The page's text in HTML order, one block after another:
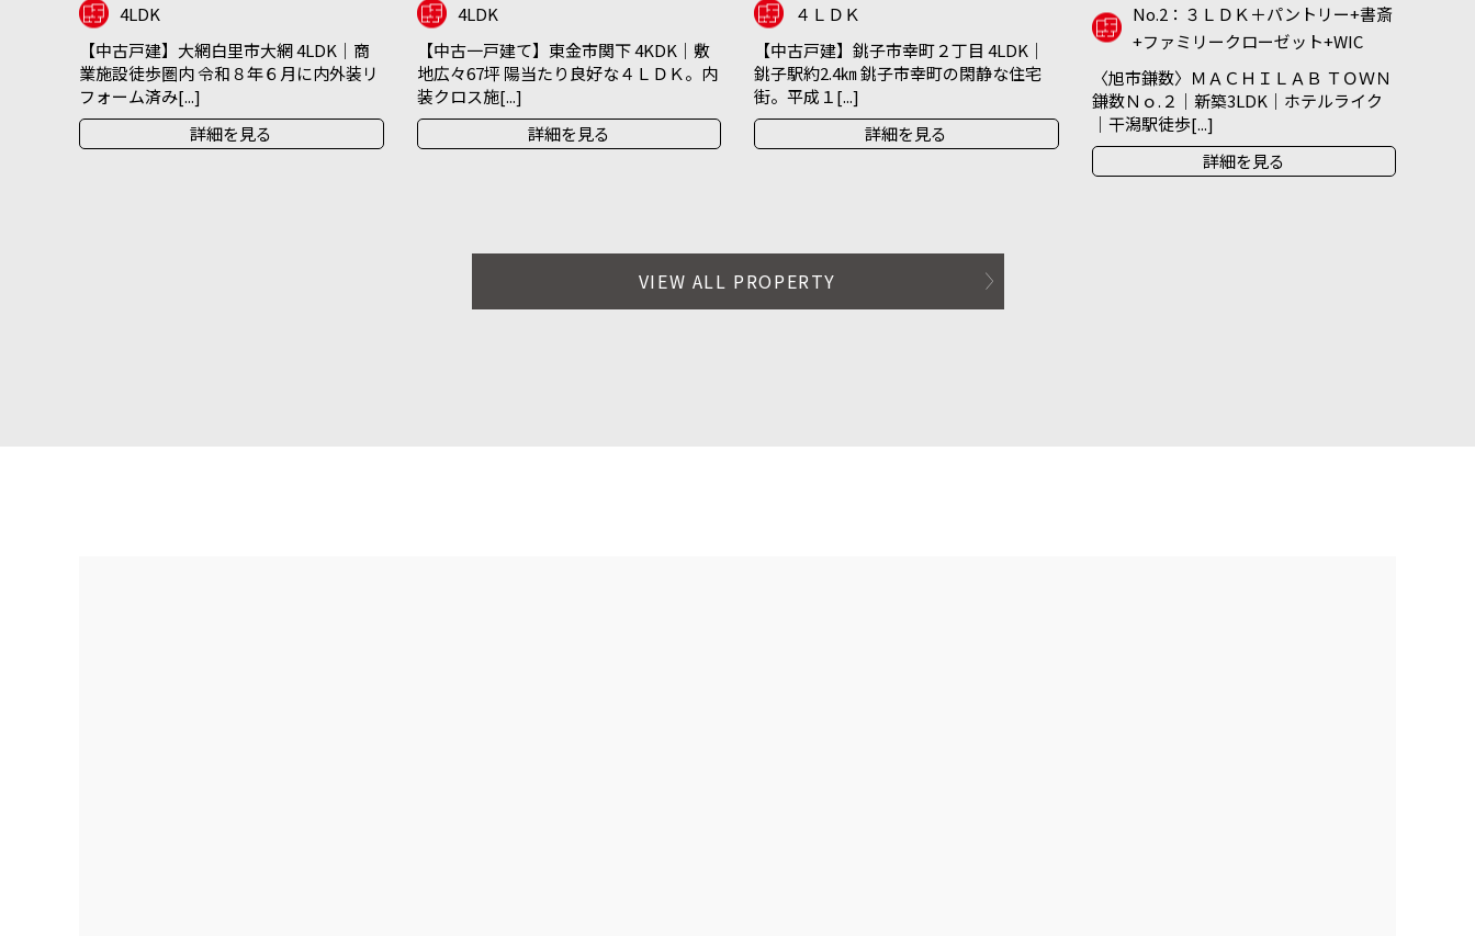
4LDK
【中古戸建】大網白里市大網 4LDK｜商
業施設徒歩圏内 令和８年６月に内外装リ
フォーム済み[...]
詳細を見る
4LDK
【中古一戸建て】東金市関下 4KDK｜敷
地広々67坪 陽当たり良好な４ＬＤＫ。内
装クロス施[...]
詳細を見る
４ＬＤＫ
【中古戸建】銚子市幸町２丁目 4LDK｜
銚子駅約2.4㎞ 銚子市幸町の閑静な住宅
街。平成１[...]
詳細を見る
No.2：３ＬＤＫ＋パントリー+書斎
+ファミリークローゼット+WIC
〈旭市鎌数〉ＭＡＣＨＩＬＡＢ ＴＯＷＮ
鎌数Ｎｏ.２｜新築3LDK｜ホテルライク
｜干潟駅徒歩[...]
詳細を見る
VIEW ALL PROPERTY